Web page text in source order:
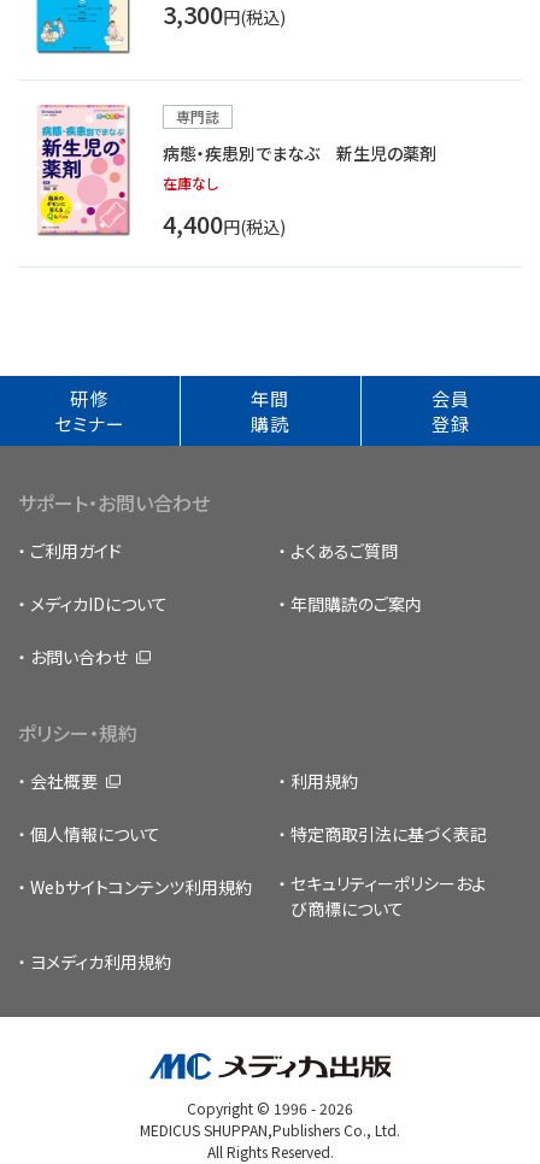
3,300円(税込)
専門誌
病態・疾患別でまなぶ 新生児の薬剤
在庫なし
4,400円(税込)
研修
セミナー
年間
購読
会員
登録
サポート・お問い合わせ
ご利用ガイド よくあるご質問
メディカIDについて 年間購読のご案内
お問い合わせ
ポリシー・規約
会社概要 利用規約
個人情報について 特定商取引法に基づく表記
Webサイトコンテンツ利用規約 セキュリティーポリシー およ
び商標について
ヨメディカ利用規約
Copyright © 1996 -2026
MEDICUS SHUPPAN,Publishers Co., Ltd.
All Rights Reserved.